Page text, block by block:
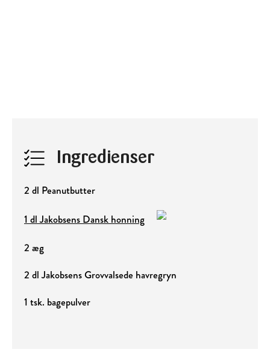
Ingredienser
2 dl Peanutbutter
1 dl Jakobsens Dansk honning
2 æg
2 dl Jakobsens Grovvalsede havregryn
1 tsk. bagepulver